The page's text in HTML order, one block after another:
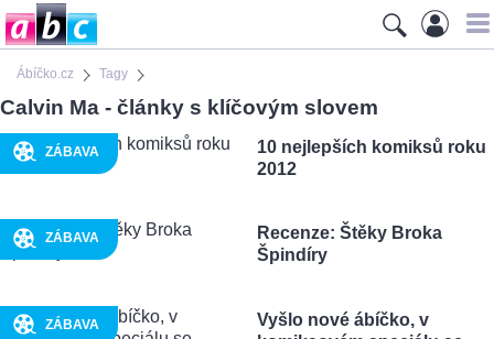
Ábíčko.cz Tagy
Calvin Ma - články s klíčovým slovem
ZÁBAVA
10 nejlepších komiksů roku
2012
ZÁBAVA
Recenze: Štěky Broka
Špindíry
ZÁBAVA
Vyšlo nové ábíčko, v